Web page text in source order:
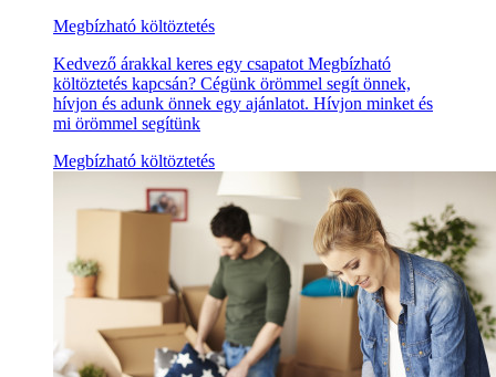
Megbízható költöztetés
Kedvező árakkal keres egy csapatot Megbízható
költöztetés kapcsán? Cégünk örömmel segít önnek,
hívjon és adunk önnek egy ajánlatot. Hívjon minket és
mi örömmel segítünk
Megbízható költöztetés